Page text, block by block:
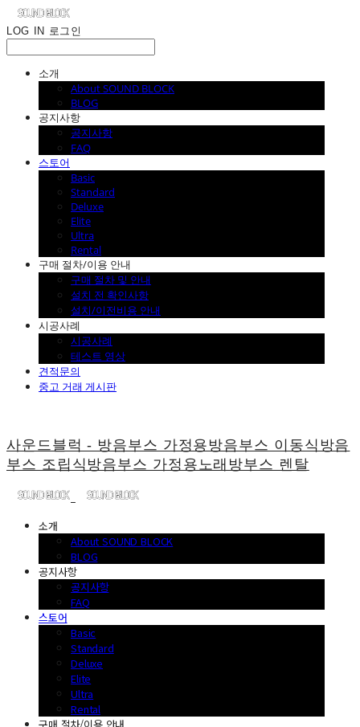
LOG IN 로그인
소개
About SOUND BLOCK
BLOG
공지사항
공지사항
FAQ
스토어
Basic
Standard
Deluxe
Elite
Ultra
Rental
구매 절차/이용 안내
구매 절차 및 안내
설치 전 확인사항
설치/이전비용 안내
시공사례
시공사례
테스트 영상
견적문의
중고 거래 게시판
사운드블럭 - 방음부스 가정용방음부스 이동식방음
부스 조립식방음부스 가정용노래방부스 렌탈
소개
About SOUND BLOCK
BLOG
공지사항
공지사항
FAQ
스토어
Basic
Standard
Deluxe
Elite
Ultra
Rental